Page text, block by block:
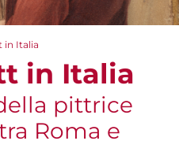
in Italia
in Italia
pittrice
Roma e